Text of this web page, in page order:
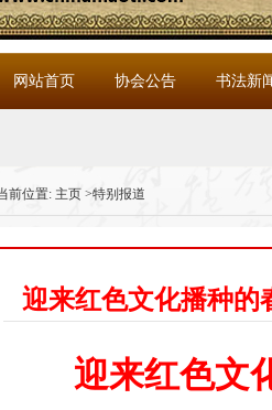
网站首页 协会公告 书法新
前位置: 主页 >特别报道
迎来红色文化播种的
迎来红色文